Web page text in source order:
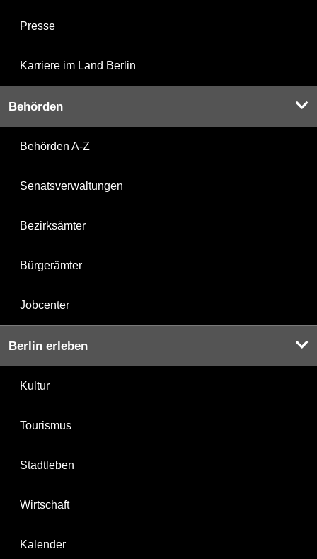
Presse
Karriere im Land Berlin
Behörden
Behörden A-Z
Senatsverwaltungen
Bezirksämter
Bürgerämter
Jobcenter
Berlin erleben
Kultur
Tourismus
Stadtleben
Wirtschaft
Kalender